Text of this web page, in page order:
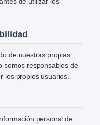
de nuestras propias
somos responsables de
los propios usuarios.
personal de